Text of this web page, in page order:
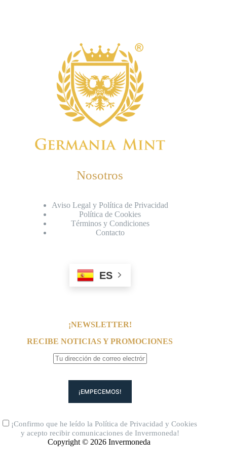
Nosotros
Aviso Legal y Política de Privacidad
Política de Cookies
Términos y Condiciones
Contacto
ES
¡NEWSLETTER!
RECIBE NOTICIAS Y PROMOCIONES
¡Confirmo que he leído laPolítica de Privacidad yCookies
y acepto recibir comunicaciones de Invermoneda!
Copyright © 2026 Invermoneda